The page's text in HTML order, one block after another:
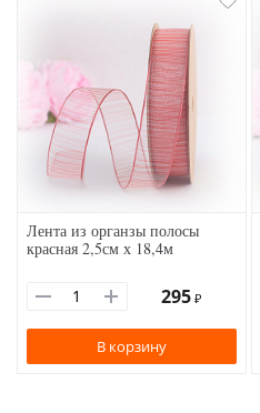
Лента из органзы полосы
красная 2,5см х 18,4м
295 ₽
В корзину